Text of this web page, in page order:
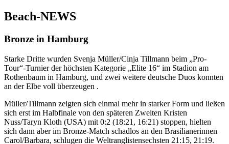
Beach-NEWS
Bronze in Hamburg
Starke Dritte wurden Svenja Müller/Cinja Tillmann beim „Pro-
Tour“-Turnier der höchsten Kategorie „Elite 16“ im Stadion am
Rothenbaum in Hamburg, und zwei weitere deutsche Duos konnten
an der Elbe voll überzeugen .
Müller/Tillmann zeigten sich einmal mehr in starker Form und ließen
sich erst im Halbfinale von den späteren Zweiten Kristen
Nuss/Taryn Kloth (USA) mit 0:2 (18:21, 16:21) stoppen, hielten
sich dann aber im Bronze-Match schadlos an den Brasilianerinnen
Carol/Barbara, schlugen die Weltranglistensechsten 21:15, 21:19.